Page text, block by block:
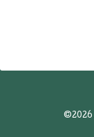
©2026